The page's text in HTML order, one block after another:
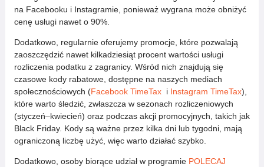
na Facebooku i Instagramie, ponieważ wygrana może obniżyć
cenę usługi nawet o 90%.
Dodatkowo, regularnie oferujemy promocje, które pozwalają
zaoszczędzić nawet kilkadziesiąt procent wartości usługi
rozliczenia podatku z zagranicy. Wśród nich znajdują się
czasowe kody rabatowe, dostępne na naszych mediach
społecznościowych (Facebook TimeTaxi Instagram TimeTax),
które warto śledzić, zwłaszcza w sezonach rozliczeniowych
(styczeń–kwiecień) oraz podczas akcji promocyjnych, takich jak
Black Friday. Kody są ważne przez kilka dni lub tygodni, mają
ograniczoną liczbę użyć, więc warto działać szybko.
Dodatkowo, osoby biorące udział w programie POLECAJ